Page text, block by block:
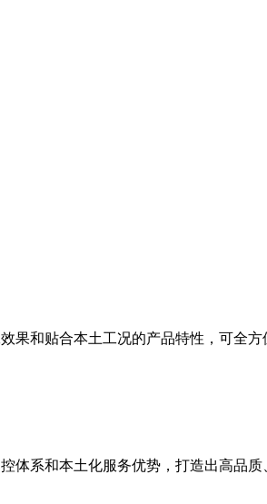
果和贴合本土工况的产品特性，可全
体系和本土化服务优势，打造出高品